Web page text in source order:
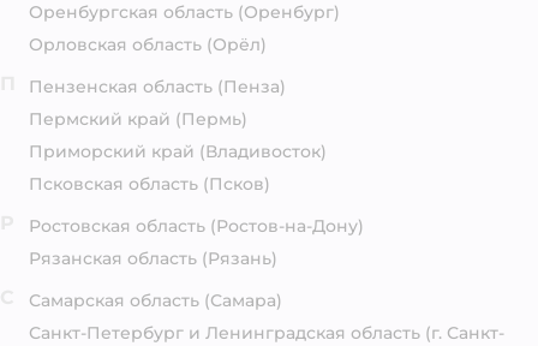
Оренбургская область (Оренбург)
Орловская область (Орёл)
Пензенская область (Пенза)
Пермский край (Пермь)
Приморский край (Владивосток)
Псковская область (Псков)
Ростовская область (Ростов-на-Дону)
Рязанская область (Рязань)
Самарская область (Самара)
Санкт-Петербург и Ленинградская область (г. Санкт-